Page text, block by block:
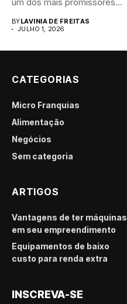
um dos mais promissores
BYLAVINIA DE FREITAS
JULHO 1, 2026
CATEGORIAS
Micro Franquias
Alimentação
Negócios
Sem categoria
ARTIGOS
Vantagens de ter máquinas
em seu empreendimento
Equipamentos de baixo
custo para renda extra
INSCREVA-SE